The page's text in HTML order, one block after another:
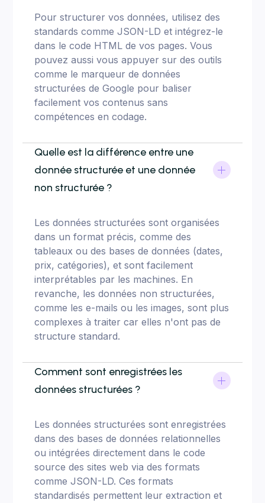
Pour structurer vos données, utilisez des
standards comme JSON-LD et intégrez-le
dans le code HTML de vos pages. Vous
pouvez aussi vous appuyer sur des outils
comme le marqueur de données
structurées de Google pour baliser
facilement vos contenus sans
compétences en codage.
Quelle est la différence entre une
donnée structurée et une donnée
non structurée ?
Les données structurées sont organisées
dans un format précis, comme des
tableaux ou des bases de données (dates,
prix, catégories), et sont facilement
interprétables par les machines. En
revanche, les données non structurées,
comme les e-mails ou les images, sont plus
complexes à traiter car elles n'ont pas de
structure standard.
Comment sont enregistrées les
données structurées ?
Les données structurées sont enregistrées
dans des bases de données relationnelles
ou intégrées directement dans le code
source des sites web via des formats
comme JSON-LD. Ces formats
standardisés permettent leur extraction et